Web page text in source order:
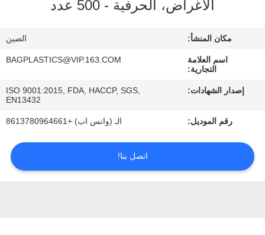
اطلب
اقتباس
خريطة
الموقع
الأغراض، الحرفية - 500 عدد
مكان المنشأ: الصين
اسم العلامة
التجارية:
BAGPLASTICS@VIP.163.COM
إصدار الشهادات:
ISO 9001:2015, FDA, HACCP, SGS,
EN13432
رقم الموديل: الـ (واتس اب) +8613780964661
اتصل بنا!